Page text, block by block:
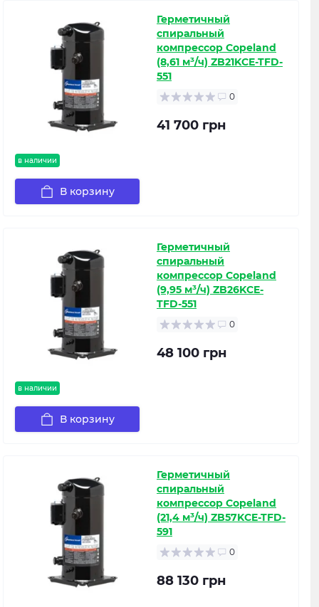
в наличии
Герметичный
спиральный
компрессор Copeland
(8,61 м³/ч) ZB21KCE-TFD-
551
0
41 700 грн
В корзину
в наличии
Герметичный
спиральный
компрессор Copeland
(9,95 м³/ч) ZB26KCE-
TFD-551
0
48 100 грн
В корзину
Герметичный
спиральный
компрессор Copeland
(21,4 м³/ч) ZB57KCE-TFD-
591
0
88 130 грн